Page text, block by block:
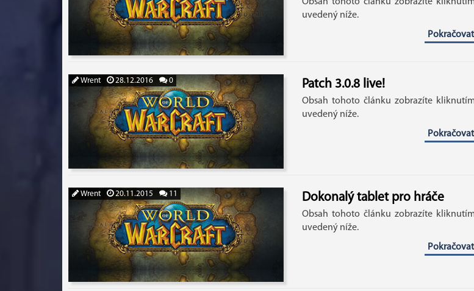
uvedený níže.
Wrent 28.12.2016 0 Patch 3.0.8 live!
Obsah tohoto článku zobrazíte
uvedený níže.
Wrent 20.11.2015 11 Dokonalý tablet pro hráče
Obsah tohoto článku zobrazíte
uvedený níže.